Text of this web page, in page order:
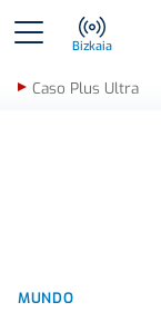
Bizkaia
Caso Plus Ultra
MUNDO